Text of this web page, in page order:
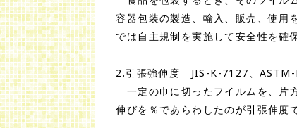
容器包装の製造、輸入、販売、使用
では自主規制を実施して安全性を確
2.引張強伸度 JIS-K-7127、
一定の巾に切ったフイルムを、片
伸びを％であらわしたのが引張伸度